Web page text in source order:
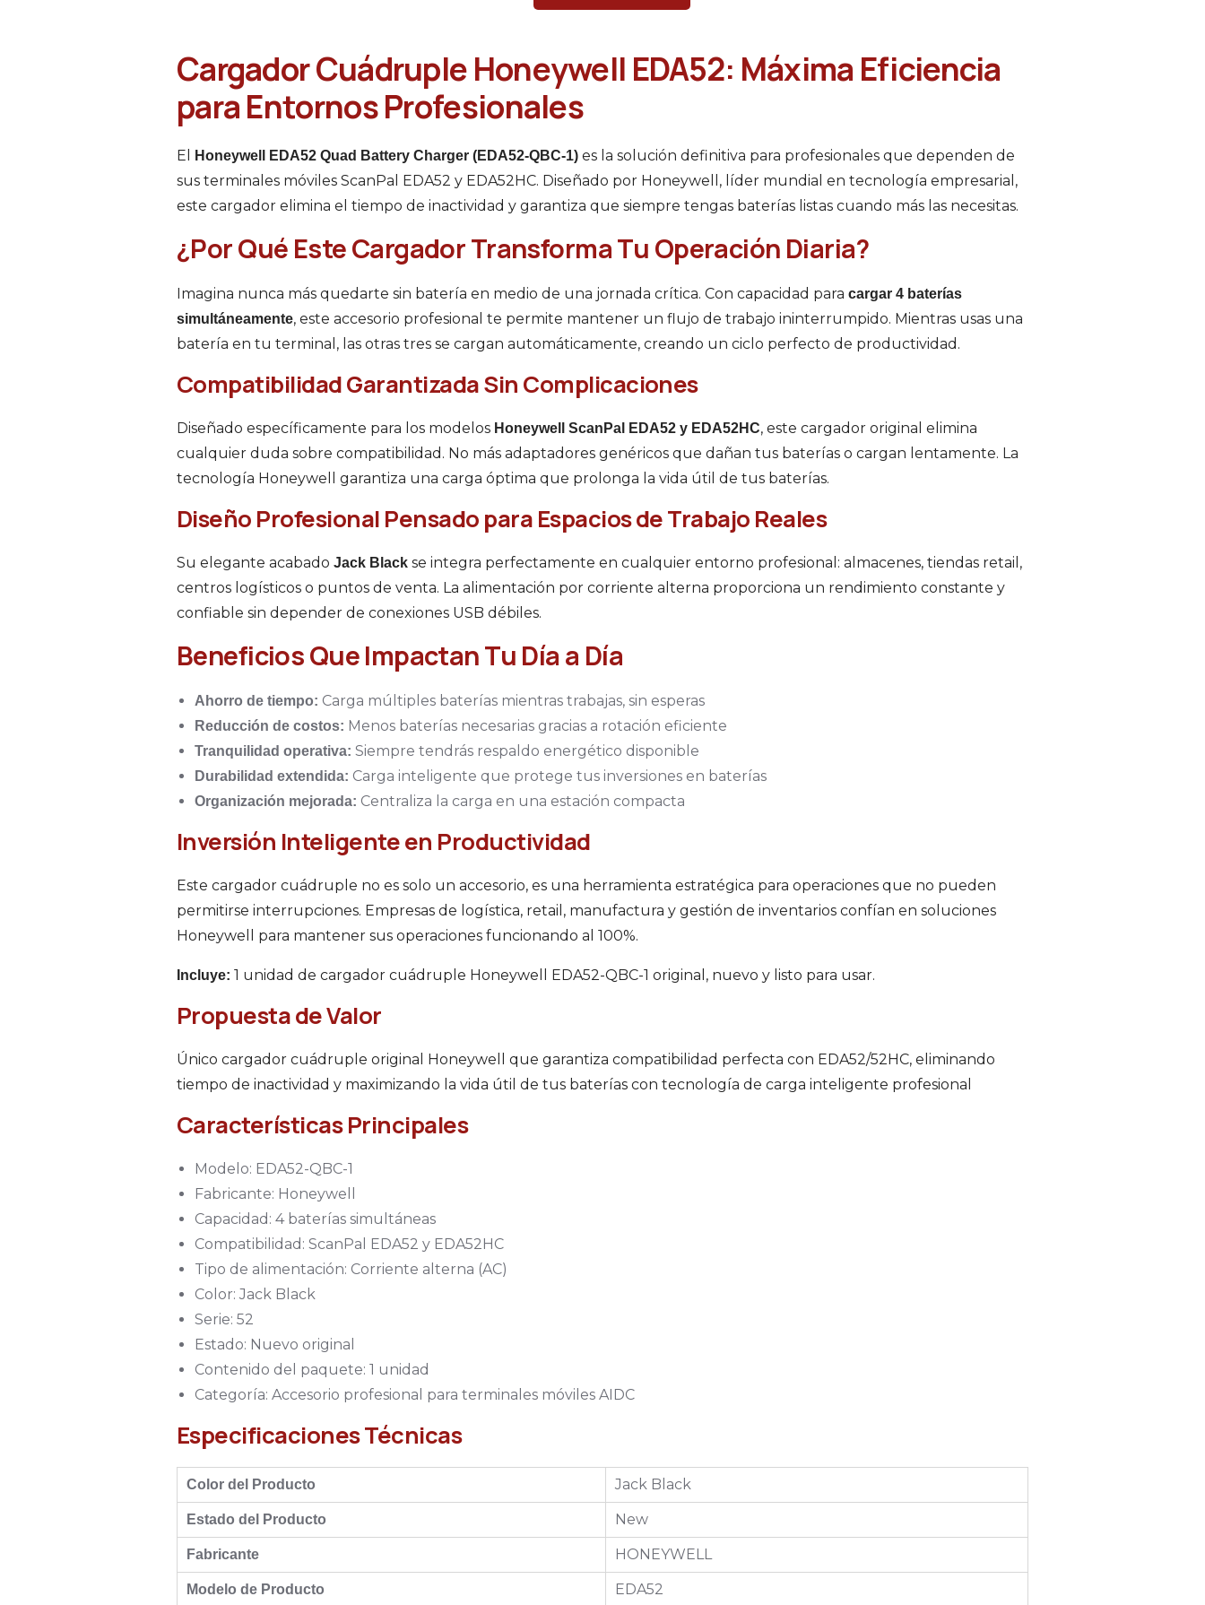
Cargador Cuádruple Honeywell EDA52: Máxima Eficiencia
para Entornos Profesionales
El Honeywell EDA52 Quad Battery Charger (EDA52-QBC-1) es la solución definitiva para profesionales que dependen de
sus terminales móviles ScanPal EDA52 y EDA52HC. Diseñado por Honeywell, líder mundial en tecnología empresarial,
este cargador elimina el tiempo de inactividad y garantiza que siempre tengas baterías listas cuando más las necesitas.
¿Por Qué Este Cargador Transforma Tu Operación Diaria?
Imagina nunca más quedarte sin batería en medio de una jornada crítica. Con capacidad para cargar 4 baterías
simultáneamente, este accesorio profesional te permite mantener un flujo de trabajo ininterrumpido. Mientras usas una
batería en tu terminal, las otras tres se cargan automáticamente, creando un ciclo perfecto de productividad.
Compatibilidad Garantizada Sin Complicaciones
Diseñado específicamente para los modelos Honeywell ScanPal EDA52 y EDA52HC, este cargador original elimina
cualquier duda sobre compatibilidad. No más adaptadores genéricos que dañan tus baterías o cargan lentamente. La
tecnología Honeywell garantiza una carga óptima que prolonga la vida útil de tus baterías.
Diseño Profesional Pensado para Espacios de Trabajo Reales
Su elegante acabado Jack Black se integra perfectamente en cualquier entorno profesional: almacenes, tiendas retail,
centros logísticos o puntos de venta. La alimentación por corriente alterna proporciona un rendimiento constante y
confiable sin depender de conexiones USB débiles.
Beneficios Que Impactan Tu Día a Día
Ahorro de tiempo: Carga múltiples baterías mientras trabajas, sin esperas
Reducción de costos: Menos baterías necesarias gracias a rotación eficiente
Tranquilidad operativa: Siempre tendrás respaldo energético disponible
Durabilidad extendida: Carga inteligente que protege tus inversiones en baterías
Organización mejorada: Centraliza la carga en una estación compacta
Inversión Inteligente en Productividad
Este cargador cuádruple no es solo un accesorio, es una herramienta estratégica para operaciones que no pueden
permitirse interrupciones. Empresas de logística, retail, manufactura y gestión de inventarios confían en soluciones
Honeywell para mantener sus operaciones funcionando al 100%.
Incluye: 1 unidad de cargador cuádruple Honeywell EDA52-QBC-1 original, nuevo y listo para usar.
Propuesta de Valor
Único cargador cuádruple original Honeywell que garantiza compatibilidad perfecta con EDA52/52HC, eliminando
tiempo de inactividad y maximizando la vida útil de tus baterías con tecnología de carga inteligente profesional
Características Principales
Modelo: EDA52-QBC-1
Fabricante: Honeywell
Capacidad: 4 baterías simultáneas
Compatibilidad: ScanPal EDA52 y EDA52HC
Tipo de alimentación: Corriente alterna (AC)
Color: Jack Black
Serie: 52
Estado: Nuevo original
Contenido del paquete: 1 unidad
Categoría: Accesorio profesional para terminales móviles AIDC
Especificaciones Técnicas
Color del Producto Jack Black
Estado del Producto New
Fabricante HONEYWELL
Modelo de Producto EDA52